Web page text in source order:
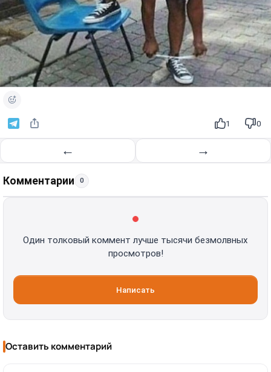
1 0
← →
Комментарии 0
Один толковый коммент лучше тысячи безмолвных
просмотров!
Написать
Оставить комментарий